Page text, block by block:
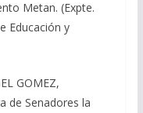
Metan. (Expte.
Educación y
GOMEZ,
de Senadores la